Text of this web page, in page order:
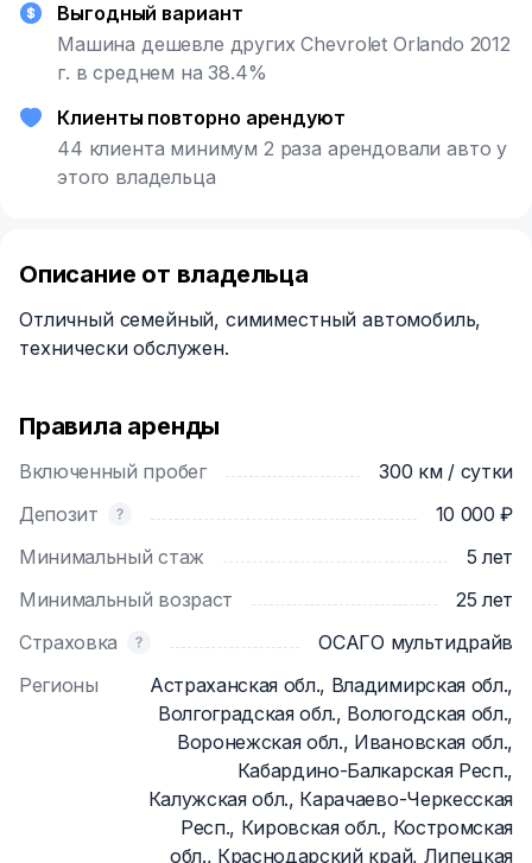
Выгодный вариант
Машина дешевле других Chevrolet Orlando 2012
г. в среднем на 38.4%
Клиенты повторно арендуют
44 клиента минимум 2 раза арендовали авто у
этого владельца
Описание от владельца
Отличный семейный, симиместный автомобиль,
технически обслужен.
Правила аренды
Включенный пробег
300 км / сутки
Депозит
10 000 ₽
Минимальный стаж
5 лет
Минимальный возраст
25 лет
Страховка
ОСАГО мультидрайв
Регионы
Астраханская обл., Владимирская обл.,
Волгоградская обл., Вологодская обл.,
Воронежская обл., Ивановская обл.,
Кабардино-Балкарская Респ.,
Калужская обл., Карачаево-Черкесская
Респ., Кировская обл., Костромская
обл., Краснодарский край, Липецкая